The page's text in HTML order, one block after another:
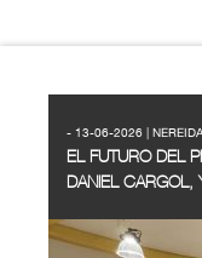
- 13-06-2026 |
EL FUTURO DEL
DANIEL CARGOL,